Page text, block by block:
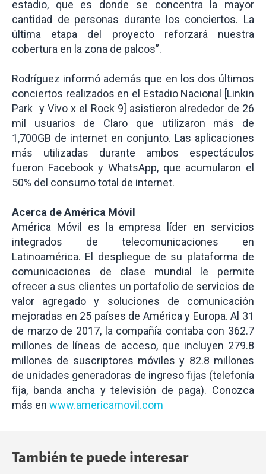
estadio, que es donde se concentra la mayor
cantidad de personas durante los conciertos. La
última etapa del proyecto reforzará nuestra
cobertura en la zona de palcos”.
Rodríguez informó además que en los dos últimos
conciertos realizados en el Estadio Nacional [Linkin
Park y Vivo x el Rock 9] asistieron alrededor de 26
mil usuarios de Claro que utilizaron más de
1,700GB de internet en conjunto. Las aplicaciones
más utilizadas durante ambos espectáculos
fueron Facebook y WhatsApp, que acumularon el
50% del consumo total de internet.
Acerca de América Móvil
América Móvil es la empresa líder en servicios
integrados de telecomunicaciones en
Latinoamérica. El despliegue de su plataforma de
comunicaciones de clase mundial le permite
ofrecer a sus clientes un portafolio de servicios de
valor agregado y soluciones de comunicación
mejoradas en 25 países de América y Europa. Al 31
de marzo de 2017, la compañía contaba con 362.7
millones de líneas de acceso, que incluyen 279.8
millones de suscriptores móviles y 82.8 millones
de unidades generadoras de ingreso fijas (telefonía
fija, banda ancha y televisión de paga). Conozca
más en www.americamovil.com
También te puede interesar